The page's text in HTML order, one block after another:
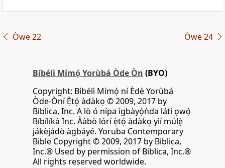
Òwe 22 Òwe 24
Bíbélì Mímọ́ Yorùbá Òde Òn (BYO)
Copyright: Bíbélì Mímọ́ ní Èdè Yorùbá
Òde-Òní Ẹ̀tọ́ àdàkọ © 2009, 2017 by
Biblica, Inc. A lò ó nípa ìgbàyọ̀ǹda láti ọwọ́
Bíbílíkà Inc. Ààbò lórí ẹ̀tọ́ àdàkọ yìí múlẹ̀
jákèjádò àgbáyé. Yoruba Contemporary
Bible Copyright © 2009, 2017 by Biblica,
Inc.® Used by permission of Biblica, Inc.®
All rights reserved worldwide.